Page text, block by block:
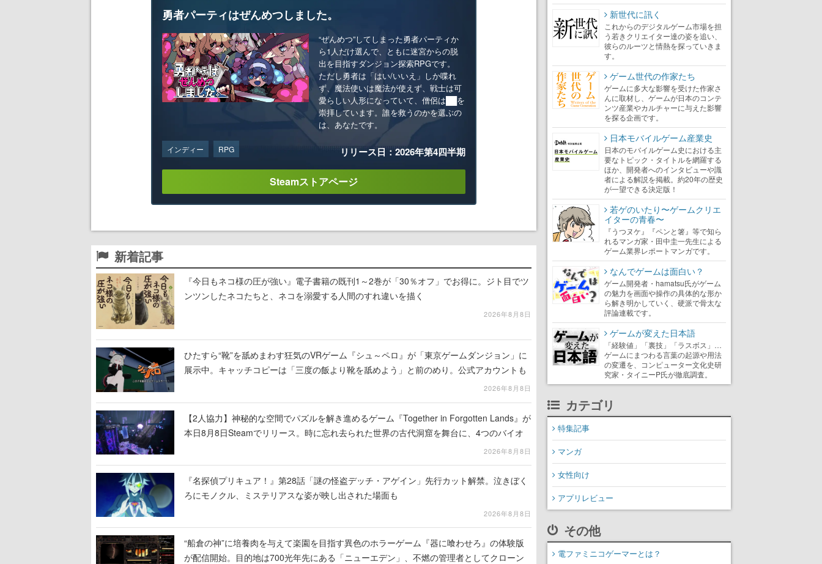
勇者パーティはぜんめつしました。
“ぜんめつ”してしまった勇者パーティか
ら1人だけ選んで、ともに迷宮からの脱
出を目指すダンジョン探索RPGです。
ただし勇者は「はい/いいえ」しか喋れ
ず、魔法使いは魔法が使えず、戦士は可
愛らしい人形になっていて、僧侶は██を
崇拝しています。誰を救うのかを選ぶの
は、あなたです。
インディー RPG リリース日：2026年第4四半期
Steamストアページ
新着記事
『今日もネコ様の圧が強い』電子書籍の既刊1～2巻が「30％オフ」でお得に。ジト目でツ
ンツンしたネコたちと、ネコを溺愛する人間のすれ違いを描く
2026年8月8日
ひたすら“靴”を舐めまわす狂気のVRゲーム『シュ～ペロ』が「東京ゲームダンジョン」に
展示中。キャッチコピーは「三度の飯より靴を舐めよう」と前のめり。公式アカウントも
2026年8月8日
【2人協力】神秘的な空間でパズルを解き進めるゲーム『Together in Forgotten Lands』が
本日8月8日Steamでリリース。時に忘れ去られた世界の古代洞窟を舞台に、4つのバイオ
2026年8月8日
『名探偵プリキュア！』第28話「謎の怪盗デッチ・アゲイン」先行カット解禁。泣きぼく
ろにモノクル、ミステリアスな姿が映し出された場面も
2026年8月8日
“船倉の神”に培養肉を与えて楽園を目指す異色のホラーゲーム『器に喰わせろ』の体験版
が配信開始。目的地は700光年先にある「ニューエデン」、不燃の管理者としてクローン
新世代に訊く
これからのデジタルゲーム市場を担
う若きクリエイター達の姿を追い、
彼らのルーツと情熱を探っていきま
す。
ゲーム世代の作家たち
ゲームに多大な影響を受けた作家さ
んに取材し、ゲームが日本のコンテ
ンツ産業やカルチャーに与えた影響
を探る企画です。
日本モバイルゲーム産業史
日本のモバイルゲーム史における主
要なトピック・タイトルを網羅する
ほか、開発者へのインタビューや識
者による解説を掲載。約20年の歴史
が一望できる決定版！
若ゲのいたり〜ゲームクリエ
イターの青春〜
『うつヌケ』『ペンと箸』等で知ら
れるマンガ家・田中圭一先生による
ゲーム業界レポートマンガです。
なんでゲームは面白い？
ゲーム開発者・hamatsu氏がゲーム
の魅力を画面や操作の具体的な形か
ら解き明かしていく、硬派で骨太な
評論連載です。
ゲームが変えた日本語
「経験値」「裏技」「ラスボス」…
ゲームにまつわる言葉の起源や用法
の変遷を、コンピューター文化史研
究家・タイニーP氏が徹底調査。
カテゴリ
特集記事
マンガ
女性向け
アプリレビュー
その他
電ファミニコゲーマーとは？